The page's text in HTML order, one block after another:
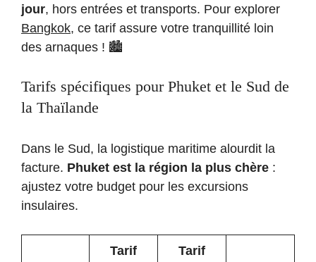
jour, hors entrées et transports. Pour explorer
Bangkok, ce tarif assure votre tranquillité loin
des arnaques ! 🏙️
Tarifs spécifiques pour Phuket et le Sud de
la Thaïlande
Dans le Sud, la logistique maritime alourdit la
facture. Phuket est la région la plus chère :
ajustez votre budget pour les excursions
insulaires.
Tarif
Tarif